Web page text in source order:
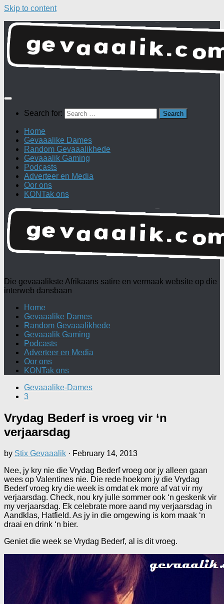
Skip to content
Search for:
Home
Gevaaalike Dames
Random Gevaaalikhede
Gevaaalik Gaming
Podcasts
Adverteer en Media
Oor ons
KONTak ons
Die gevaaalikste Afrikaans satire en vermaak website op die
interweb dansbaan
Home
Gevaaalike Dames
Random Gevaaalikhede
Gevaaalik Gaming
Podcasts
Adverteer en Media
Oor ons
KONTak ons
Gevaaalike-Dames
3
Vrydag Bederf is vroeg vir ‘n
verjaarsdag
by Stix Gevaaalik · February 14, 2013
Nee, jy kry nie die Vrydag Bederf vroeg oor jy alleen gaan
wees op Valentines nie. Die rede hoekom jy die Vrydag
Bederf vroeg kry die week is omdat ek more af vat vir my
verjaarsdag. Check, nou kry julle sommer ook ‘n geskenk vir
my verjaarsdag. Ek celebrate more aand my verjaarsdag in
Aandklas, Hatfield. As jy in die omgewing is kom maak ‘n
draai en drink ‘n bier.
Geniet die week se Vrydag Bederf, al is dit vroeg.